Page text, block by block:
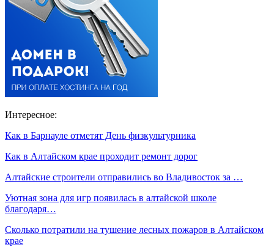
Интересное:
Как в Барнауле отметят День физкультурника
Как в Алтайском крае проходит ремонт дорог
Алтайские строители отправились во Владивосток за …
Уютная зона для игр появилась в алтайской школе
благодаря…
Сколько потратили на тушение лесных пожаров в Алтайском
крае